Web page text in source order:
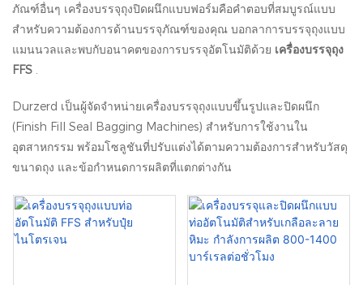
ภัณฑ์อื่นๆ เครื่องบรรจุถุงปิดผนึกแบบฟอร์มคือคำตอบที่สมบูรณ์แบบ
สำหรับความต้องการด้านบรรจุภัณฑ์ของคุณ บอกลาการบรรจุถุงแบบ
แมนนวลและพบกับอนาคตของการบรรจุอัตโนมัติด้วย เครื่องบรรจุถุง
FFS .
Durzerd เป็นผู้จัดจำหน่ายเครื่องบรรจุถุงแบบขึ้นรูปและปิดผนึก
(Finish Fill Seal Bagging Machines) สำหรับการใช้งานใน
อุตสาหกรรม พร้อมโซลูชันที่ปรับแต่งได้ตามความต้องการสำหรับวัสดุ
ขนาดถุง และข้อกำหนดการผลิตที่แตกต่างกัน